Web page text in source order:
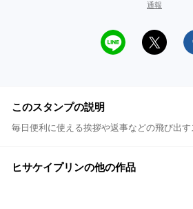
通報
このスタンプの説明
毎日便利に使える挨拶や返事などの飛び出す
ヒサケイプリンの他の作品